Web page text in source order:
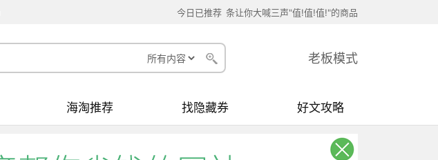
今日已推荐 条让你大喊三声"值!值!值!"的商品
老板模式
海淘推荐 找隐藏券 好文攻略